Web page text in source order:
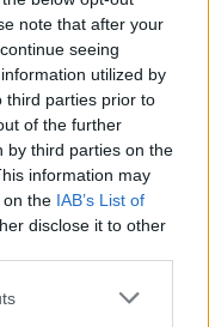
note that after your
seeing
utilized by
third parties prior to
of the further
by third parties on the
information may
on the IAB’s List of
disclose it to other
care-l
soții atât
Sunteți